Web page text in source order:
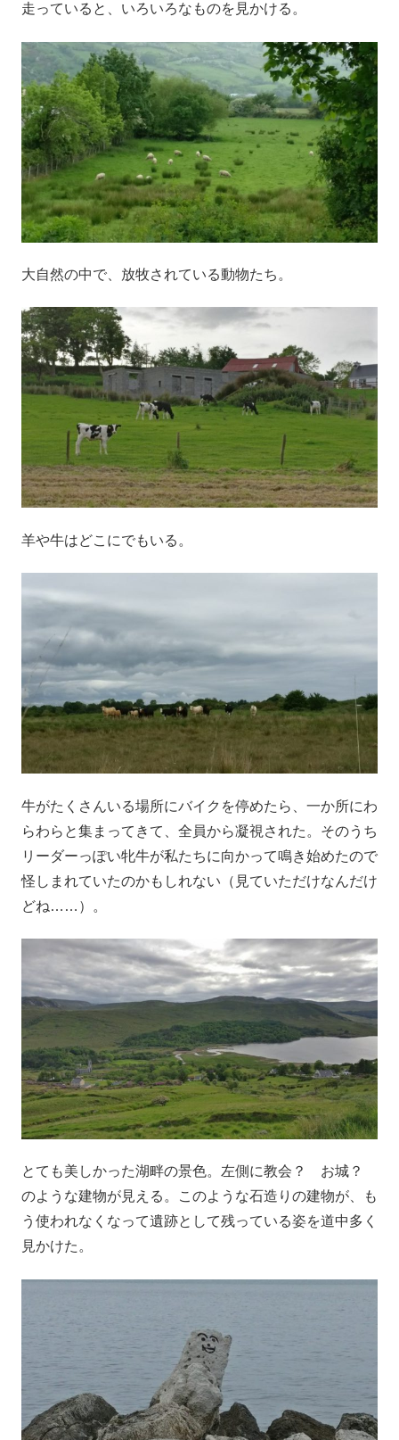
走っていると、いろいろなものを見かける。
大自然の中で、放牧されている動物たち。
羊や牛はどこにでもいる。
牛がたくさんいる場所にバイクを停めたら、一か所にわ
らわらと集まってきて、全員から凝視された。そのうち
リーダーっぽい牝牛が私たちに向かって鳴き始めたので
怪しまれていたのかもしれない（見ていただけなんだけ
どね……）。
とても美しかった湖畔の景色。左側に教会？ お城？
のような建物が見える。このような石造りの建物が、も
う使われなくなって遺跡として残っている姿を道中多く
見かけた。